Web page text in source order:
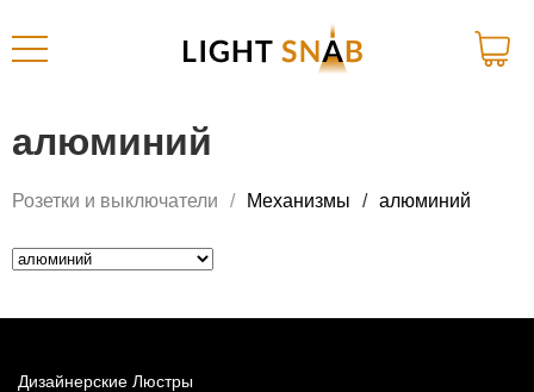
алюминий
Розетки и выключатели Механизмы алюминий
Дизайнерские Люстры